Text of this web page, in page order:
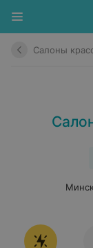
Салоны